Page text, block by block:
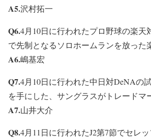
A5.沢村拓一
Q6.4月10日に行われたプロ野球の楽天
で先制となるソロホームランを放った
A6.嶋基宏
Q7.4月10日に行われた中日対DeNAの
を手にした、サングラスがトレードマ
A7.山井大介
Q8.4月11日に行われたJ2第7節でセレ